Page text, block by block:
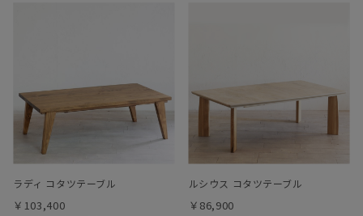
ラディ コタツテーブル
￥103,400
ルシウス コタツテーブル
￥86,900